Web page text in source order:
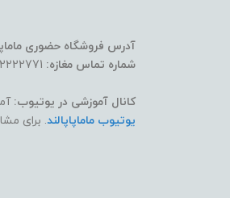
آدرس فروشگاه حضوری
شماره تماس مغازه:
کانال آموزشی در یوتیوب:
یوتیوب ماماپاپالند. برای